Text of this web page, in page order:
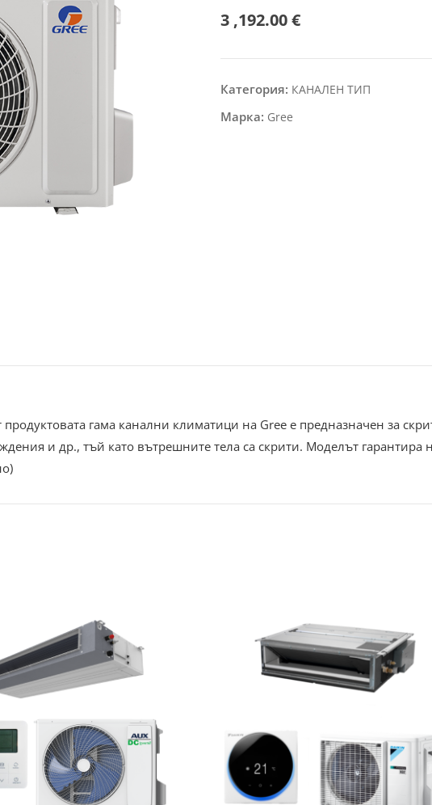
3 ,192.00€
Категория: КАНАЛЕН ТИП
Марка: Gree
гама канални климатици на Gree е предназначен за
и др., тъй като вътрешните тела са скрити. Моделът гарантира